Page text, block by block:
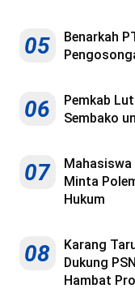
05
Benarkah
06
Pemkab
Sembako
07
Mahasiswa
Minta
Hukum
08
Karang
Dukung
Hambat